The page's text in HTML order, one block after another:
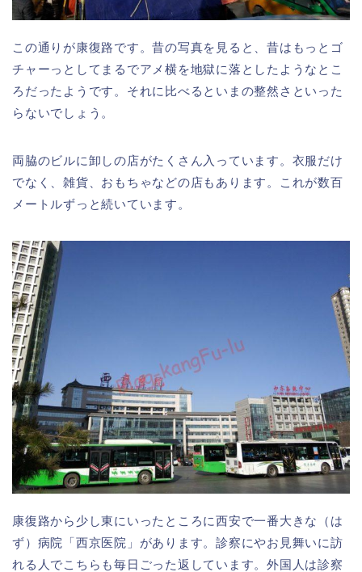
この通りが康復路です。昔の写真を見ると、昔はもっとゴ
チャーっとしてまるでアメ横を地獄に落としたようなとこ
ろだったようです。それに比べるといまの整然さといった
らないでしょう。
両脇のビルに卸しの店がたくさん入っています。衣服だけ
でなく、雑貨、おもちゃなどの店もあります。これが数百
メートルずっと続いています。
康復路から少し東にいったところに西安で一番大きな（は
ず）病院「西京医院」があります。診察にやお見舞いに訪
れる人でこちらも毎日ごった返しています。外国人は診察